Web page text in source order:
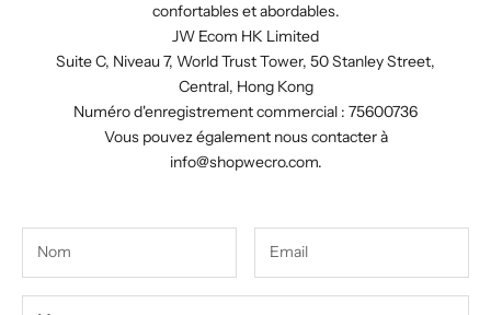
confortables et abordables.
JW Ecom HK Limited
Suite C, Niveau 7, World Trust Tower, 50 Stanley Street,
Central, Hong Kong
Numéro d'enregistrement commercial : 75600736
Vous pouvez également nous contacter à
info@shopwecro.com.